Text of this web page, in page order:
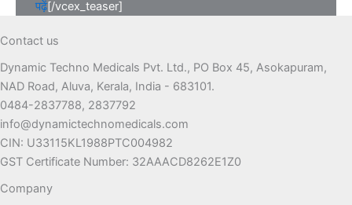
पढ़ें[/vcex_teaser]
Contact us
Dynamic Techno Medicals Pvt. Ltd., PO Box 45, Asokapuram,
NAD Road, Aluva, Kerala, India - 683101.
0484-2837788, 2837792
info@dynamictechnomedicals.com
CIN: U33115KL1988PTC004982
GST Certificate Number: 32AAACD8262E1Z0
Company